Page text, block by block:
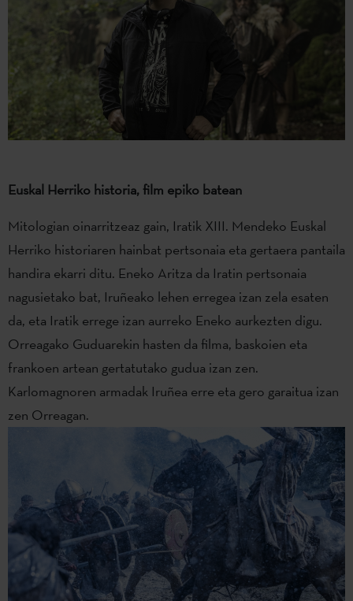
Euskal Herriko historia, film epiko batean
Mitologian oinarritzeaz gain, Iratik XIII. Mendeko Euskal
Herriko historiaren hainbat pertsonaia eta gertaera pantaila
handira ekarri ditu. Eneko Aritza da Iratin pertsonaia
nagusietako bat, Iruñeako lehen erregea izan zela esaten
da, eta Iratik errege izan aurreko Eneko aurkezten digu.
Orreagako Guduarekin hasten da filma, baskoien eta
frankoen artean gertatutako gudua izan zen.
Karlomagnoren armadak Iruñea erre eta gero garaitua izan
zen Orreagan.